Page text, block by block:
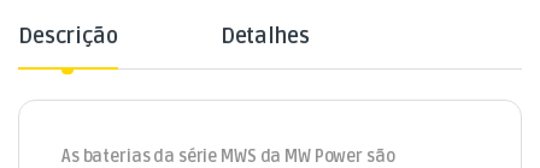
Descrição Detalhes
As baterias da série MWS da MW Power são